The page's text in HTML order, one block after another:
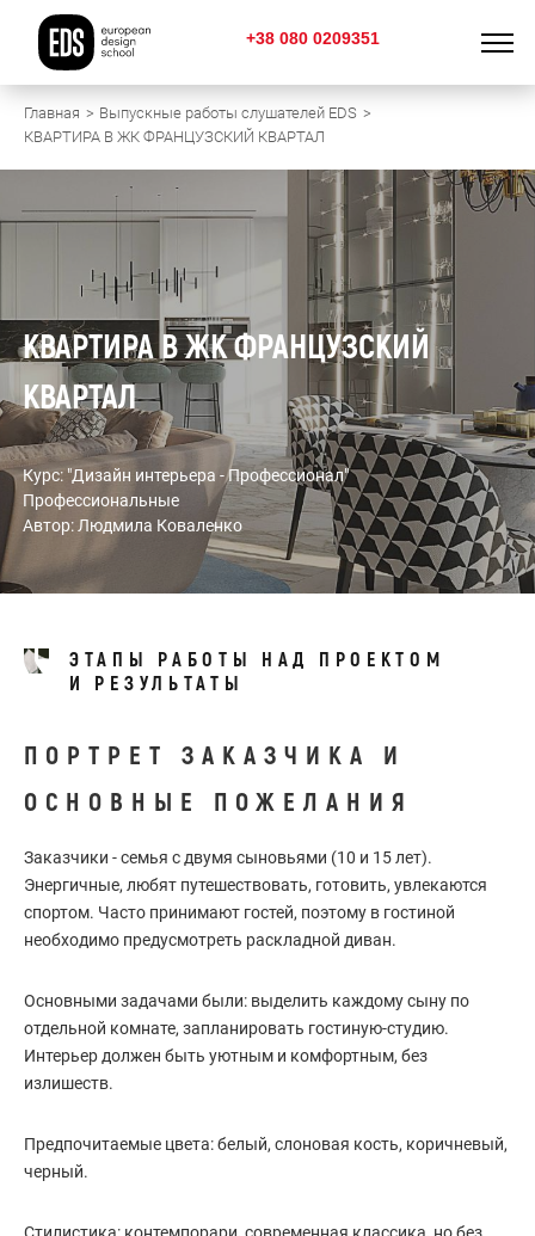
+38 080 0209351
Главная
Выпускные работы слушателей EDS
КВАРТИРА В ЖК ФРАНЦУЗСКИЙ КВАРТАЛ
КВАРТИРА В ЖК ФРАНЦУЗСКИЙ
КВАРТАЛ
Курс: "Дизайн интерьера - Профессионал"
Профессиональные
Автор: Людмила Коваленко
ЭТАПЫ РАБОТЫ НАД ПРОЕКТОМ
И РЕЗУЛЬТАТЫ
ПОРТРЕТ ЗАКАЗЧИКА И
ОСНОВНЫЕ ПОЖЕЛАНИЯ
Заказчики - семья с двумя сыновьями (10 и 15 лет).
Энергичные, любят путешествовать, готовить, увлекаются
спортом. Часто принимают гостей, поэтому в гостиной
необходимо предусмотреть раскладной диван.
Основными задачами были: выделить каждому сыну по
отдельной комнате, запланировать гостиную-студию.
Интерьер должен быть уютным и комфортным, без
излишеств.
Предпочитаемые цвета: белый, слоновая кость, коричневый,
черный.